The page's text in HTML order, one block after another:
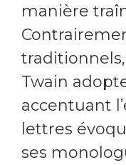
manière
Twain
accentuant
lettres
ses